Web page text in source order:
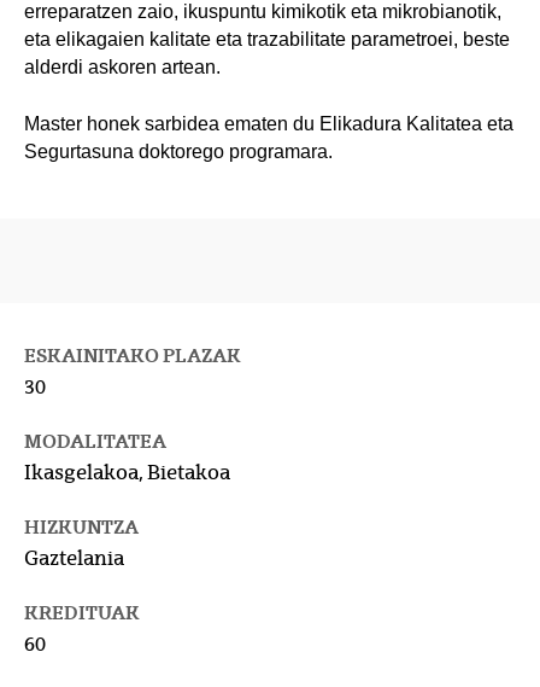
erreparatzen zaio, ikuspuntu kimikotik eta mikrobianotik,
eta elikagaien kalitate eta trazabilitate parametroei, beste
alderdi askoren artean.
Master honek sarbidea ematen du Elikadura Kalitatea eta
Segurtasuna doktorego programara.
ESKAINITAKO PLAZAK
30
MODALITATEA
Ikasgelakoa, Bietakoa
HIZKUNTZA
Gaztelania
KREDITUAK
60